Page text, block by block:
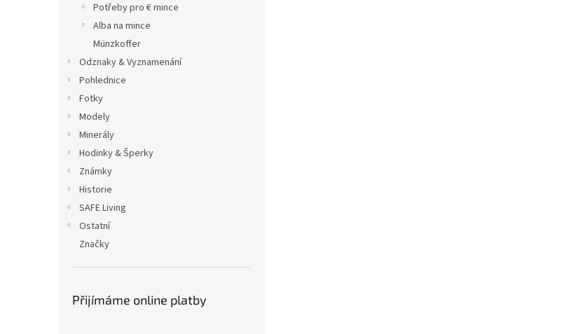
Potřeby pro € mince
Alba na mince
Münzkoffer
Odznaky & Vyznamenání
Pohlednice
Fotky
Modely
Minerály
Hodinky & Šperky
Známky
Historie
SAFE Living
Ostatní
Značky
Přijímáme online platby